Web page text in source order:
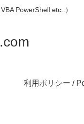
PowerShell etc..）
利用ポリシー /